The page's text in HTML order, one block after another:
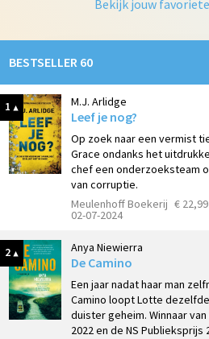
Bekijk jouw
Fictie
BESTSELLER 60
1 M.J. Arlidge
Leef je nog?
Op zoek naar een vermist
Grace ondanks het
chef een onderzoeksteam
van corruptie.
Meulenhoff Boekerij € 22,99
02-07-2024
2 Anya Niewierra
De Camino
Een jaar nadat haar man
Camino loopt Lotte
duister geheim. Winnaar
2022 en de NS Publieksprijs